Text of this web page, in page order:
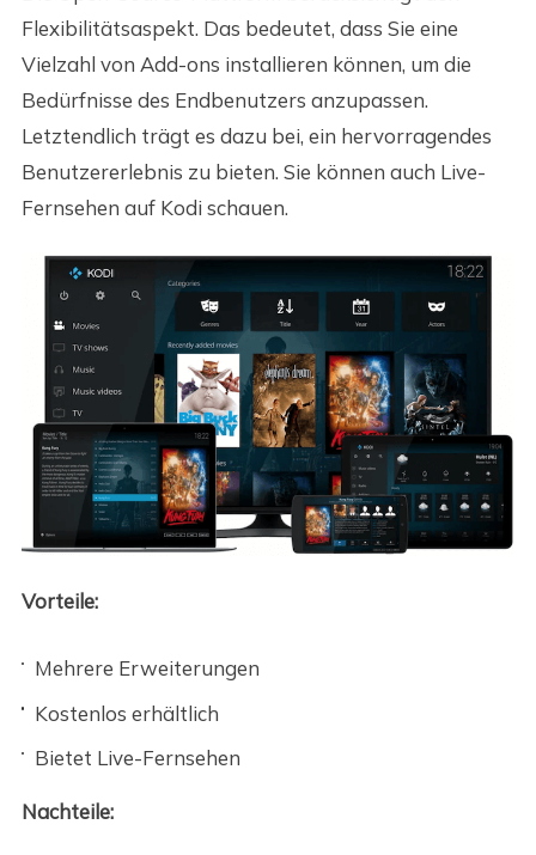
Flexibilitätsaspekt. Das bedeutet, dass Sie eine
Vielzahl von Add-ons installieren können, um die
Bedürfnisse des Endbenutzers anzupassen.
Letztendlich trägt es dazu bei, ein hervorragendes
Benutzererlebnis zu bieten. Sie können auch Live-
Fernsehen auf Kodi schauen.
Vorteile:
Mehrere Erweiterungen
Kostenlos erhältlich
Bietet Live-Fernsehen
Nachteile: